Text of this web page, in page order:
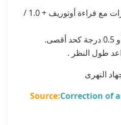
* ذكر 40 سنة لا يرتدي نظارات مع قراءة أوتوريف + 1.0 /
النهرى
Source:Correction of